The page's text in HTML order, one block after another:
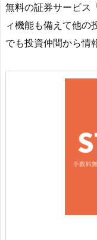
無料の証券サービス
ィ機能も備えて他の
でも投資仲間から情